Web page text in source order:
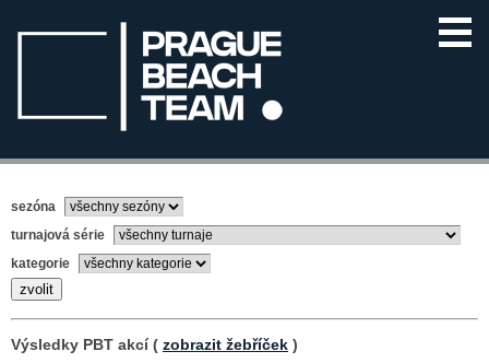
sezóna
turnajová série
kategorie
Výsledky PBT akcí ( zobrazit žebříček )